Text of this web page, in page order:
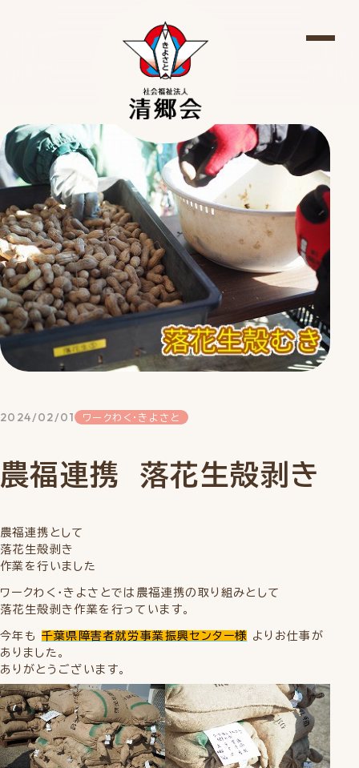
2024/02/01 ワークわく・きよさと
農福連携 落花生殻剥き
農福連携として
落花生殻剥き
作業を行いました
ワークわく・きよさとでは農福連携の取り組みとして
落花生殻剥き作業を行っています。
今年も 千葉県障害者就労事業振興センター様
よりお仕事が
ありました。
ありがとうございます。